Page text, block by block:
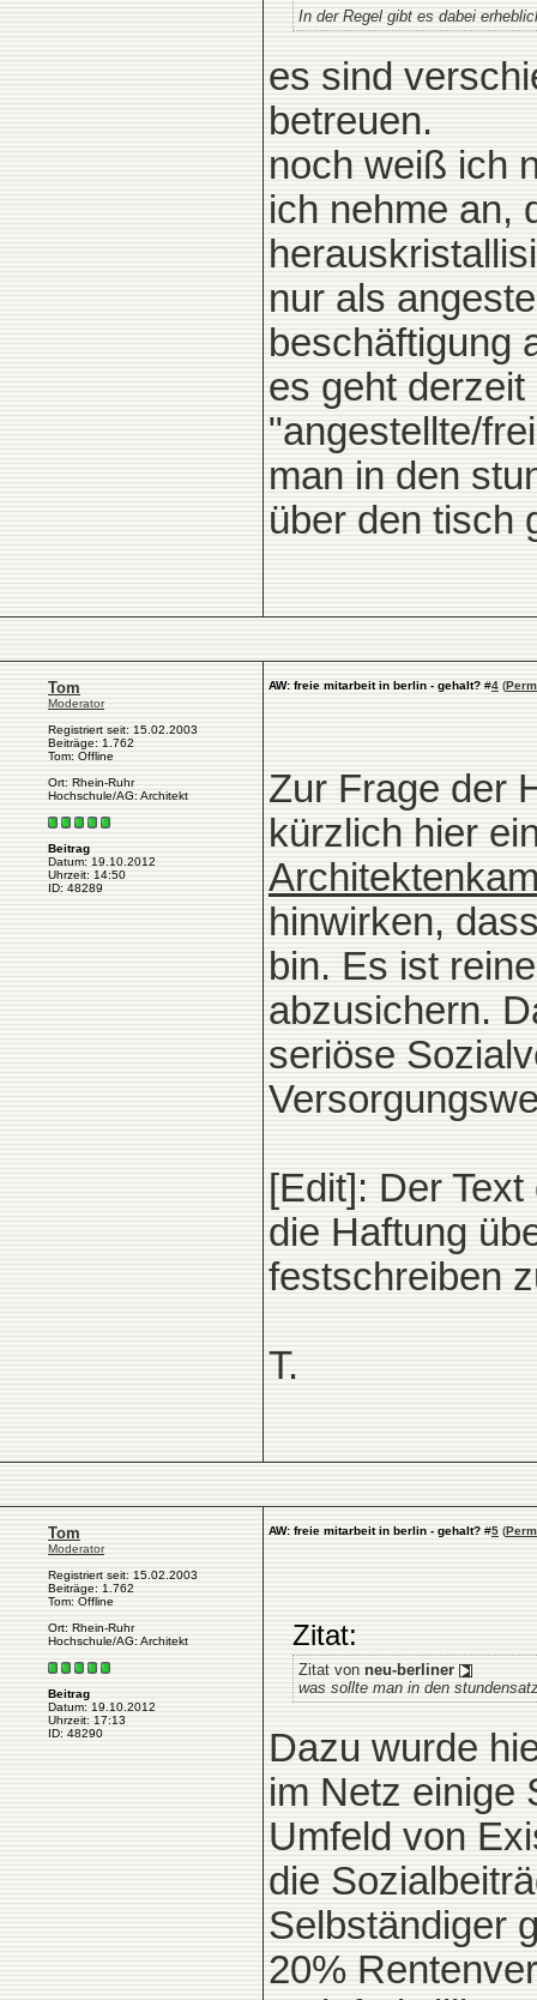
In der Regel gibt es dabei
es sind
betreuen.
noch weiß ich
ich nehme an,
nur als
beschäftigung
es geht
"angestellte/
man in den
über den tisch
Tom
Moderator
Registriert seit: 15.02.2003
Beiträge: 1.762
Tom: Offline
Ort: Rhein-Ruhr
Hochschule/AG: Architekt
Beitrag
Datum: 19.10.2012
Uhrzeit: 14:50
ID: 48289
AW: freie mitarbeit in berlin - gehalt? #4 (
Zur Frage der
kürzlich hier
hinwirken,
bin. Es ist
abzusichern.
seriöse
[Edit]: Der
die Haftung
festschreiben
T.
Tom
Moderator
Registriert seit: 15.02.2003
Beiträge: 1.762
Tom: Offline
Ort: Rhein-Ruhr
Hochschule/AG: Architekt
Beitrag
Datum: 19.10.2012
Uhrzeit: 17:13
ID: 48290
AW: freie mitarbeit in berlin - gehalt? #5 (
Zitat:
Zitat von neu-berliner
was sollte man in den
Dazu wurde
im Netz einige
Umfeld von
die
Selbständiger
20%